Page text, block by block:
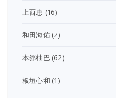
上西恵 (16)
和田海佑(2)
本郷柚巴 (62)
板垣心和 (1)